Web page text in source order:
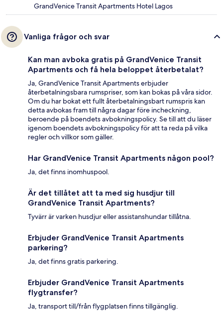
GrandVenice Transit Apartments Hotel Lagos
Vanliga frågor och svar
Kan man avboka gratis på GrandVenice Transit
Apartments och få hela beloppet återbetalat?
Ja, GrandVenice Transit Apartments erbjuder
återbetalningsbara rumspriser, som kan bokas på våra sidor.
Om du har bokat ett fullt återbetalningsbart rumspris kan
detta avbokas fram till några dagar före incheckning,
beroende på boendets avbokningspolicy. Se till att du läser
igenom boendets avbokningspolicy för att ta reda på vilka
regler och villkor som gäller.
Har GrandVenice Transit Apartments någon pool?
Ja, det finns inomhuspool.
Är det tillåtet att ta med sig husdjur till
GrandVenice Transit Apartments?
Tyvärr är varken husdjur eller assistanshundar tillåtna.
Erbjuder GrandVenice Transit Apartments
parkering?
Ja, det finns gratis parkering.
Erbjuder GrandVenice Transit Apartments
flygtransfer?
Ja, transport till/från flygplatsen finns tillgänglig.